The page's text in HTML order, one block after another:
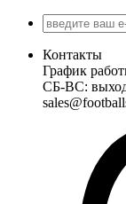
Контакты
График
СБ-ВС: